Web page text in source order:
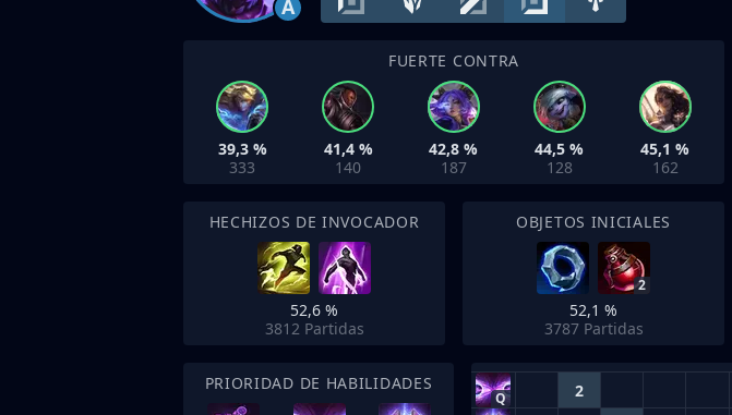
A
FUERTE CONTRA
39,3 %
333
41,4 %
140
42,8 %
187
44,5 %
128
45,1 %
162
HECHIZOS DE INVOCADOR
52,6 %
3812 Partidas
OBJETOS INICIALES
2
52,1 %
3787 Partidas
PRIORIDAD DE HABILIDADES
Q 2